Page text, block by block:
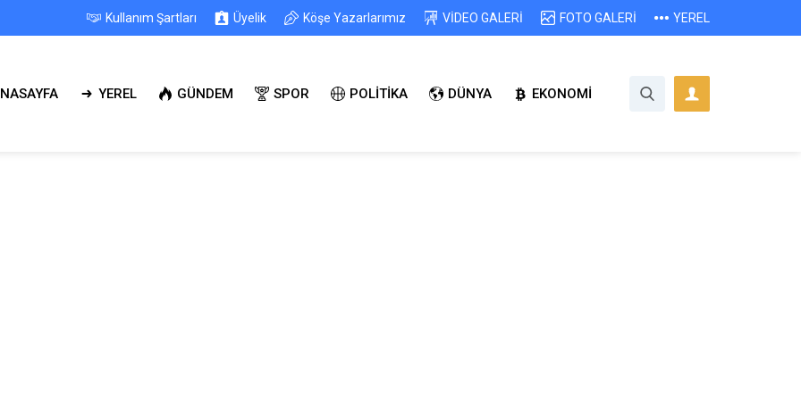
Kullanım Şartları Üyelik Köşe Yazarlarımız VİDEO GALERİ FOTO GALERİ YEREL
YEREL GÜNDEM SPOR POLİTİKA DÜNYA EKONOMİ